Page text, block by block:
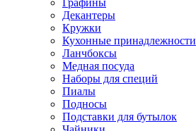
Графины
Декантеры
Кружки
Кухонные принадлежности
Ланчбоксы
Медная посуда
Наборы для специй
Пиалы
Подносы
Подставки для бутылок